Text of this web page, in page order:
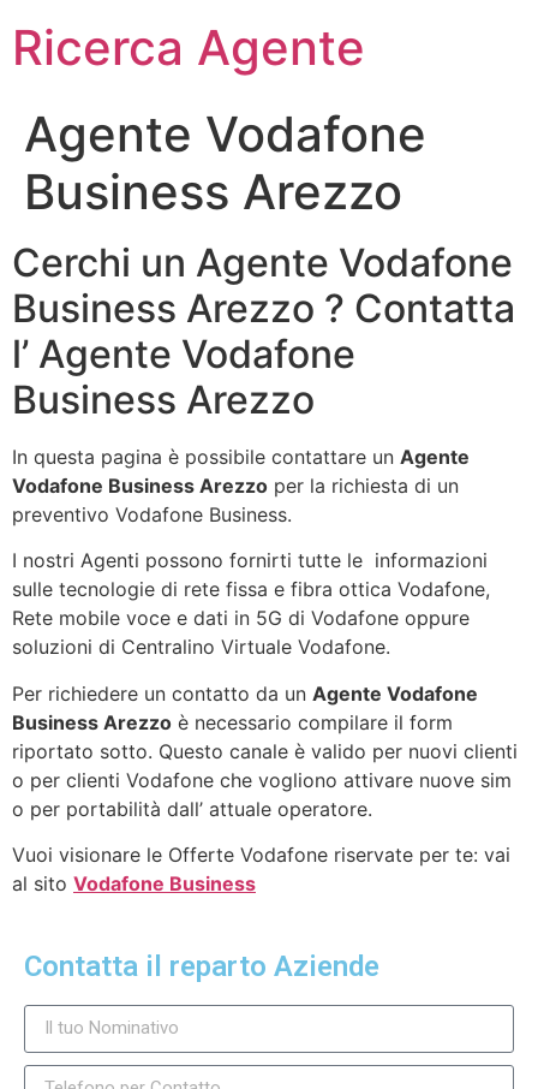
Ricerca Agente
Agente Vodafone
Business Arezzo
Cerchi un Agente Vodafone
Business Arezzo ? Contatta
l’ Agente Vodafone
Business Arezzo
In questa pagina è possibile contattare un Agente
Vodafone Business Arezzo per la richiesta di un
preventivo Vodafone Business.
I nostri Agenti possono fornirti tutte le informazioni
sulle tecnologie di rete fissa e fibra ottica Vodafone,
Rete mobile voce e dati in 5G di Vodafone oppure
soluzioni di Centralino Virtuale Vodafone.
Per richiedere un contatto da un Agente Vodafone
Business Arezzo è necessario compilare il form
riportato sotto. Questo canale è valido per nuovi clienti
o per clienti Vodafone che vogliono attivare nuove sim
o per portabilità dall’ attuale operatore.
Vuoi visionare le Offerte Vodafone riservate per te: vai
al sito Vodafone Business
Contatta il reparto Aziende